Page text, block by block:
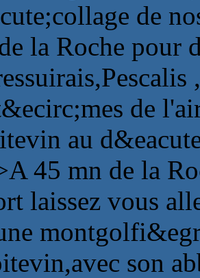
de
la Roche pour
de
au
45 mn de la
laissez vous
son